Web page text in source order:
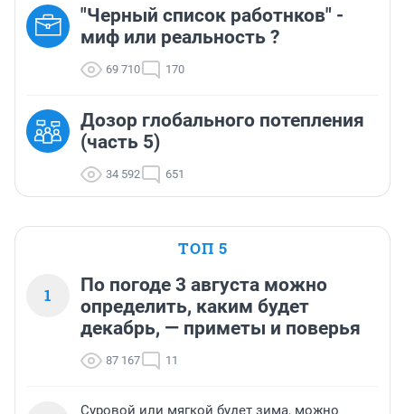
"Черный список работнков" -
миф или реальность ?
69 710 170
Дозор глобального потепления
(часть 5)
34 592 651
ТОП 5
1
По погоде 3 августа можно
определить, каким будет
декабрь, — приметы и поверья
87 167 11
Суровой или мягкой будет зима, можно